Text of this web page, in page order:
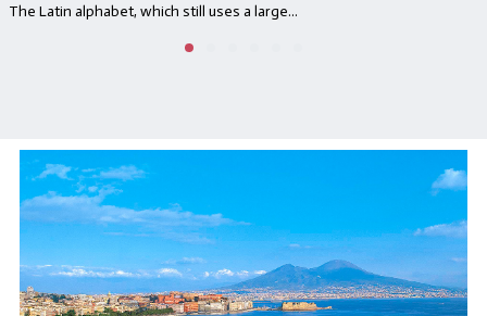
The Latin alphabet, which still uses a large...